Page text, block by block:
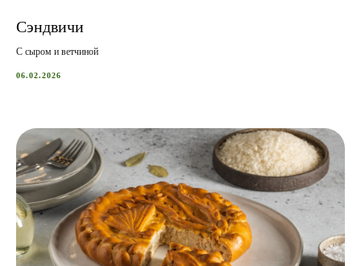
Сэндвичи
С сыром и ветчиной
06.02.2026